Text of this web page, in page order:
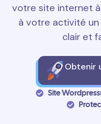
votre site internet à
à votre activité
clair et
Obtenir
Site Wordpress